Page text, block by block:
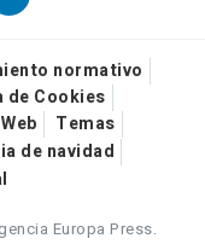
normativo
de Cookies
Temas
de navidad
Europa Press.